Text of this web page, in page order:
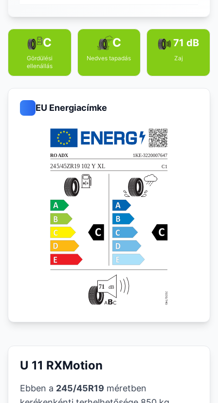
C
Gördülési
ellenállás
C
Nedves tapadás
71 dB
Zaj
EU Energiacímke
U 11 RXMotion
Ebben a 245/45R19 méretben